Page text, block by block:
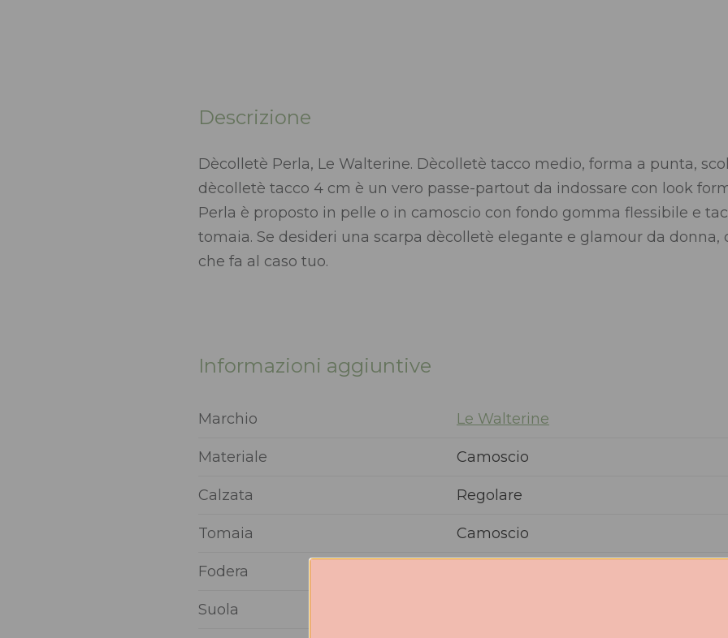
Descrizione
Dècolletè Perla, Le Walterine. Dècolletè tacco medio, forma a punta,
dècolletè tacco 4 cm è un vero passe-partout da indossare con look
Perla è proposto in pelle o in camoscio con fondo gomma flessibile e
tomaia. Se desideri una scarpa dècolletè elegante e glamour da donna,
che fa al caso tuo.
Informazioni aggiuntive
Marchio Le Walterine
Materiale Camoscio
Calzata Regolare
Tomaia Camoscio
Fodera
Suola